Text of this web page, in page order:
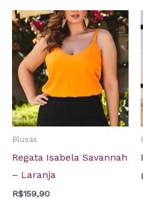
Blusas
Regata Isabela Savannah
– Laranja
R$159,90